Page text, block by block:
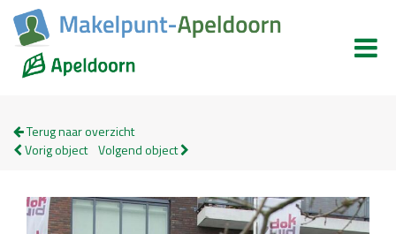
Terug naar overzicht
Vorig object Volgend object